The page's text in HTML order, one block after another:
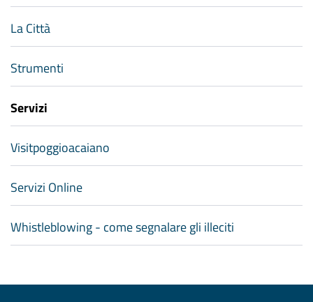
La Città
Strumenti
Servizi
Visitpoggioacaiano
Servizi Online
Whistleblowing - come segnalare gli illeciti